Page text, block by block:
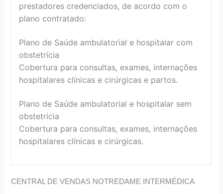
prestadores credenciados, de acordo com o
plano contratado:
Plano de Saúde ambulatorial e hospitalar com
obstetrícia
Cobertura para consultas, exames, internações
hospitalares clínicas e cirúrgicas e partos.
Plano de Saúde ambulatorial e hospitalar sem
obstetrícia
Cobertura para consultas, exames, internações
hospitalares clínicas e cirúrgicas.
CENTRAL DE VENDAS NOTREDAME INTERMÉDICA